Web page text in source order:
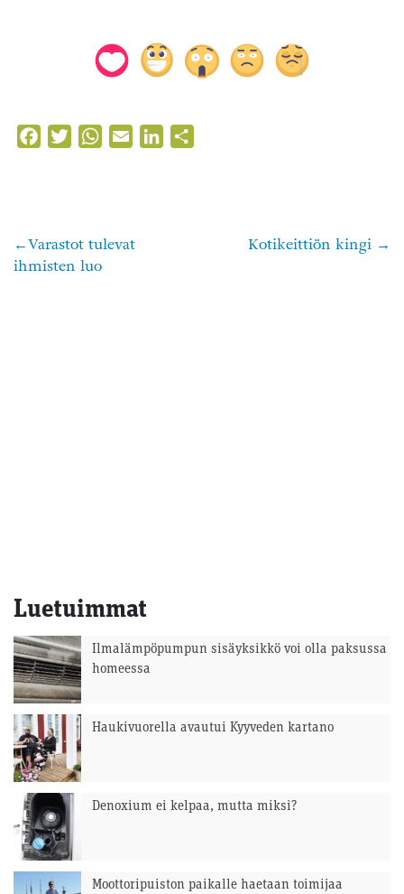
FacebookTwitterWhatsApp
Email LinkedIn
Artikkelien
Varastot tulevat
ihmisten luo
Kotikeittiön kingi
Luetuimmat
Ilmalämpöpumpun sisäyksikkö voi olla paksussa
homeessa
Haukivuorella avautui Kyyveden kartano
Denoxium ei kelpaa, mutta miksi?
Moottoripuiston paikalle haetaan toimijaa